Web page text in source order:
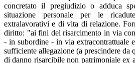
concretato il pregiudizio o adduca
situazione personale per le
extralavorativi e di vita di relazione.
diritto: "ai fini del risarcimento in via
- in subordine - in via extracontrattuale
sufficiente allegazione (a prescindere da
di danno risarcibile non patrimoniale ex